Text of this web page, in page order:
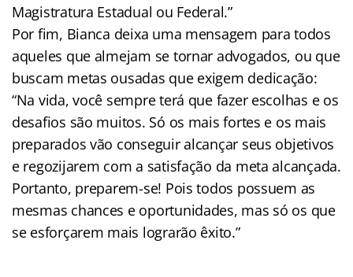
Magistratura Estadual ou Federal.”
Por fim, Bianca deixa uma mensagem para todos
aqueles que almejam se tornar advogados, ou que
buscam metas ousadas que exigem dedicação:
“Na vida, você sempre terá que fazer escolhas e os
desafios são muitos. Só os mais fortes e os mais
preparados vão conseguir alcançar seus objetivos
e regozijarem com a satisfação da meta alcançada.
Portanto, preparem-se! Pois todos possuem as
mesmas chances e oportunidades, mas só os que
se esforçarem mais lograrão êxito.”